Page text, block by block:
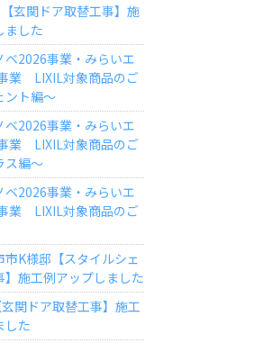
玄関ドア取替工事】施
ました
ベ2026事業・みらいエ
業 LIXIL対象商品のご
ント編～
ベ2026事業・みらいエ
業 LIXIL対象商品のご
ス編～
ベ2026事業・みらいエ
業 LIXIL対象商品のご
市K様邸【スタイルシェ
】施工例アップしました
関ドア取替工事】施工
した